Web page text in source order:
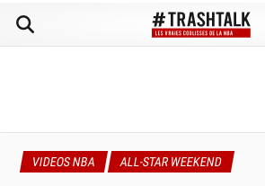
VIDEOS NBA ALL-STAR WEEKEND